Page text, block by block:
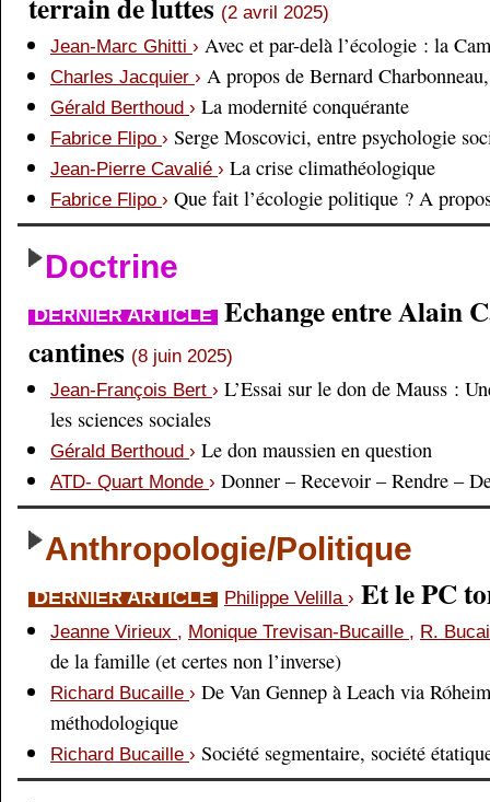
terrain de luttes (2 avril 2025)
Jean-Marc Ghitti › Avec et par-delà l’écologie : la
Charles Jacquier › A propos de Bernard
Gérald Berthoud › La modernité conquérante
Fabrice Flipo › Serge Moscovici, entre psychologie
Jean-Pierre Cavalié › La crise climathéologique
Fabrice Flipo › Que fait l’écologie politique ? A
Doctrine
DERNIER ARTICLE Echange entre Alain
cantines (8 juin 2025)
Jean-François Bert › L’Essai sur le don de Mauss :
les sciences sociales
Gérald Berthoud › Le don maussien en question
ATD- Quart Monde › Donner – Recevoir – Rendre –
Anthropologie/Politique
DERNIER ARTICLE Philippe Velilla › Et le PC
Jeanne Virieux , Monique Trevisan-Bucaille , R.
de la famille (et certes non l’inverse)
Richard Bucaille › De Van Gennep à Leach via
méthodologique
Richard Bucaille › Société segmentaire, société